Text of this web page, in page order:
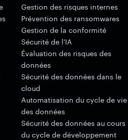
Gestion des risques internes
Prévention des ransomwares
Gestion de la conformité
Sécurité de l'IA
Évaluation des risques des
données
Sécurité des données dans le
cloud
Automatisation du cycle de vie
des données
Sécurité des données au cours
du cycle de développement